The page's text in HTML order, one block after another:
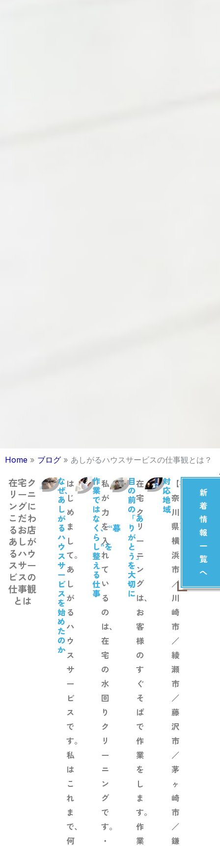
Home » ブログ » あしがるハウスサービスの仕事観とは？
在宅ク
リーニ
ングに
こだわ
るお店
あしが
るハウ
スサー
ビスの
仕事観
とは
な
ぜ、
あ
し
が
る
ハ
ウ
ス
サ
ー
ビ
ス
を
始
め
た
の
か
は
じ
め
ま
し
て。
あ
し
が
る
ハ
ウ
ス
サ
ー
ビ
ス
で
す。
私
は
こ
れ
ま
で、
何
作
業
で
は
な
く、“暮
ら
し”を
整
え
る
仕
事
私
が
力
を
入
れ
て
い
る
の
は、
在
宅
の
水
回
り
ク
リ
ー
ニ
ン
グ
で
す。
・
目
の
前
の
「あ
り
が
と
う」
を
大
切
に
在
宅
ク
リ
ー
ニ
ン
グ
は、
お
客
様
の
す
ぐ
そ
ば
で
作
業
を
し
ま
す。
作
業
対
応
地
域
【神
奈
川
県】
横
浜
市
／
川
崎
市
／
綾
瀬
市
／
藤
沢
市
／
茅
ヶ
崎
市
／
鎌
新
着
情
報
一
覧
へ